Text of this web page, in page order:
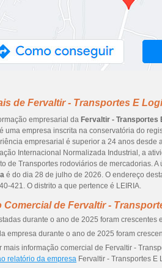
de Fervaltir - Transportes E
empresarial da Fervaltir - Transportes
é uma empresa inscrita na conservatória do
empresarial é superior a 24 anos desde
Internacional Normalizada Industrial, a
de Transportes rodoviários de mercadorias. A
é do dia 28 de julho de 2026. O endereço
421. O distrito a que pertence é LEIRIA.
Comercial de Fervaltir -
durante o ano de 2025 foram crescentes
empresa durante o ano de 2025 foram
mais informação comercial de Fervaltir -
relatório da empresa Fervaltir - Transportes E